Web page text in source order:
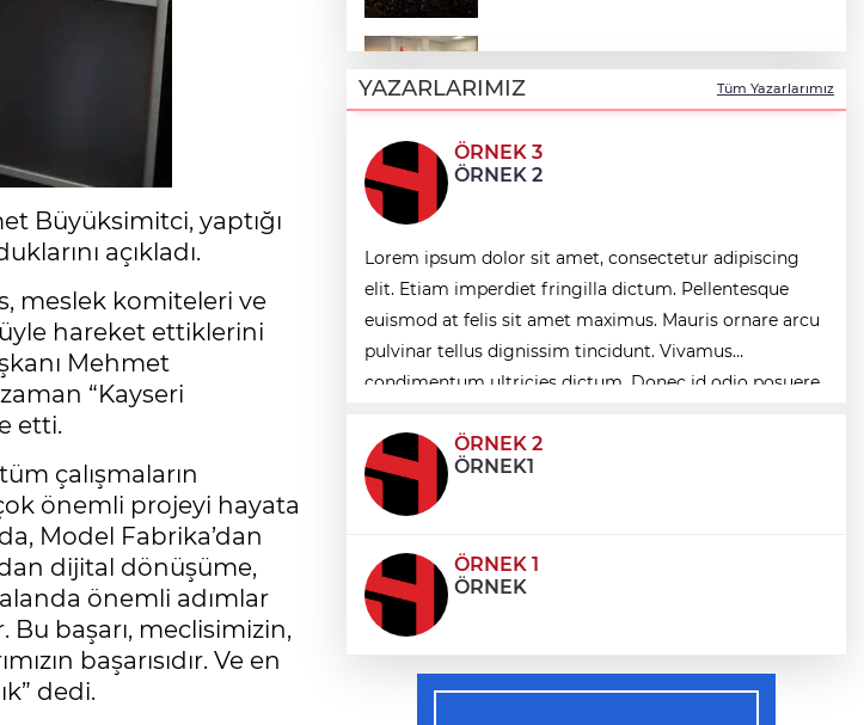
Büyüksimitci, yaptığı
açıkladı.
meslek komiteleri ve
hareket ettiklerini
Mehmet
“Kayseri
etti.
çalışmaların
önemli projeyi hayata
Model Fabrika’dan
dijital dönüşüme,
önemli adımlar
Bu başarı, meclisimizin,
başarısıdır. Ve en
dedi.
şampiyonlarını ağırladı
Bursa Büyükşehir'den Mudanya'nın
altyapısına güçlü yatırım
Denizli Opera ve Bale Günleri’nde “Kuğu
Gölü” büyüsü
İstanbul Maltepe’de ilaçlama çalışmaları
sürüyor
YAZARLARIMIZ Tüm Yazarlarımız
ÖRNEK 3
ÖRNEK 2
Lorem ipsum dolor sit amet, consectetur adipiscing
elit. Etiam imperdiet fringilla dictum. Pellentesque
euismod at felis sit amet maximus. Mauris ornare arcu
pulvinar tellus dignissim tincidunt. Vivamus
condimentum ultricies dictum. Donec id odio posuere,
ÖRNEK 2
ÖRNEK1
ÖRNEK 1
ÖRNEK